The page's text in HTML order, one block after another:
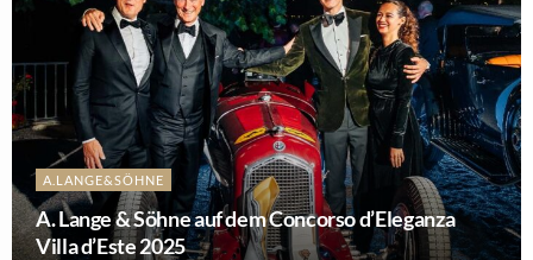
A.LANGE&SÖHNE
A. Lange & Söhne auf dem Concorso d’Eleganza
Villa d’Este 2025